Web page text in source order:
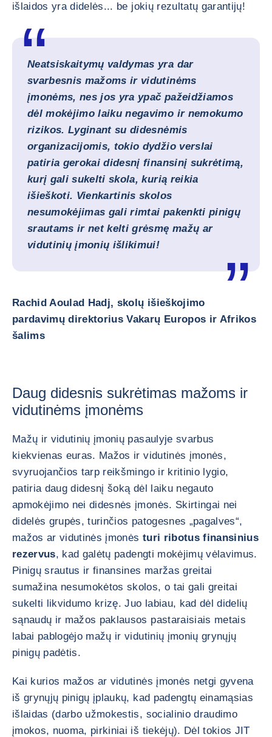
išlaidos yra didelės... be jokių rezultatų garantijų!
Neatsiskaitymų valdymas yra dar
svarbesnis mažoms ir vidutinėms
įmonėms, nes jos yra ypač pažeidžiamos
dėl mokėjimo laiku negavimo ir nemokumo
rizikos. Lyginant su didesnėmis
organizacijomis, tokio dydžio verslai
patiria gerokai didesnį finansinį sukrėtimą,
kurį gali sukelti skola, kurią reikia
išieškoti. Vienkartinis skolos
nesumokėjimas gali rimtai pakenkti pinigų
srautams ir net kelti grėsmę mažų ar
vidutinių įmonių išlikimui!
Rachid Aoulad Hadj, skolų išieškojimo
pardavimų direktorius Vakarų Europos ir Afrikos
šalims
Daug didesnis sukrėtimas mažoms ir
vidutinėms įmonėms
Mažų ir vidutinių įmonių pasaulyje svarbus
kiekvienas euras. Mažos ir vidutinės įmonės,
svyruojančios tarp reikšmingo ir kritinio lygio,
patiria daug didesnį šoką dėl laiku negauto
apmokėjimo nei didesnės įmonės. Skirtingai nei
didelės grupės, turinčios patogesnes „pagalves“,
mažos ar vidutinės įmonės turi ribotus finansinius
rezervus, kad galėtų padengti mokėjimų vėlavimus.
Pinigų srautus ir finansines maržas greitai
sumažina nesumokėtos skolos, o tai gali greitai
sukelti likvidumo krizę. Juo labiau, kad dėl didelių
sąnaudų ir mažos paklausos pastaraisiais metais
labai pablogėjo mažų ir vidutinių įmonių grynųjų
pinigų padėtis.
Kai kurios mažos ar vidutinės įmonės netgi gyvena
iš grynųjų pinigų įplaukų, kad padengtų einamąsias
išlaidas (darbo užmokestis, socialinio draudimo
įmokos, nuoma, pirkiniai iš tiekėjų). Dėl tokios JIT